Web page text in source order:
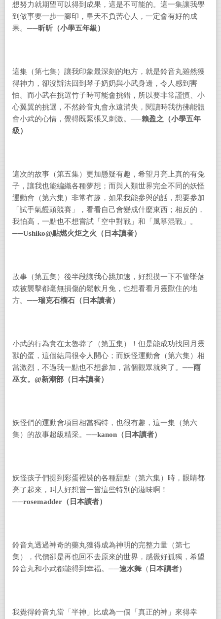
想努力就期望可以得到成果，這是不可能的。這一集讓我學
到做事要一步一腳印，皇天不負苦心人，一定會有好的成
果。──昕昕（小學五年級）
這集（第七集）讓我印象最深刻的地方，就是鈴音丸雖然獲
得神力，卻沒辦法回到琴子奶奶與小武身邊，令人感到害
怕。而小武在挑選竹子時可能會挑錯，所以要非常謹慎、小
心翼翼的挑選，不然鈴音丸會永遠消失，閱讀時我彷彿能體
會小武的心情，覺得既緊張又刺激。──賴盈之（小學五年
級）
這次的故事（第五集）更加懸疑有趣，希望月亮上真的有兔
子，讓我也能編織各種夢想；而與人類世界完全不同的妖怪
運動會（第六集）非常有趣，如果我能參與的話，想要參加
「試手氣饅頭競賽」，看看自己會變成什麼東西；相反的，
我怕高，一點也不想嘗試「空中對戰」和「風箏混戰」。
──Ushiko@點燃火炬之火 （日本讀者）
故事（第五集）後半段讓我心跳加速，好想摸一下不管墜落
或被襲擊都毫無損傷的鬆軟月兔，也想看看月靈獸住的地
方。──瑞克石榴石（日本讀者）
小武的行為實在太魯莽了（第五集）！但是能成功找回月靈
獸的蛋，這個結局很令人開心；而妖怪運動會（第六集）相
當激烈，不過我一點也不想參加，當個觀眾就夠了。──雨
巫女。 @新潮部 （日本讀者）
妖怪們的運動會項目相當獨特，也很有趣，這一集（第六
集）的故事超級精采。 ──kanon （日本讀者）
妖怪孩子們提到彩蛋裡裝的各種甜點（第六集）時，眼睛都
亮了起來，叫人好想嘗一嘗這些特別的滋味啊！
──rosemadder （日本讀者）
鈴音丸透過神奇的藥丸獲得成為神明的完整力量（第七
集），代價卻是再也回不去原來的世界，感覺好孤獨，希望
鈴音丸和小武都能得到幸福。 ──速水舞 （ 日本讀者）
我覺得鈴音丸當「半神」比成為一個「真正的神」來得幸